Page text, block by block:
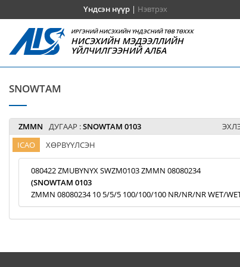
Үндсэн нүүр| Нэвтрэх
ИРГЭНИЙ НИСЭХИЙН ҮНДЭСНИЙ ТӨВ ТӨХХК
НИСЭХИЙН МЭДЭЭЛЛИЙН
ҮЙЛЧИЛГЭЭНИЙ АЛБА
SNOWTAM
ZMMN ДУГААР :SNOWTAM 0103
ICAO ХӨРВҮҮЛСЭН
080422 ZMUBYNYX SWZM0103 ZMMN 08080234
(SNOWTAM 0103
ZMMN 08080234 10 5/5/5 100/100/100 NR/NR/NR WET/